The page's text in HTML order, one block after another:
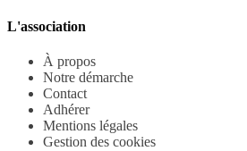
L'association
À propos
Notre démarche
Contact
Adhérer
Mentions légales
Gestion des cookies